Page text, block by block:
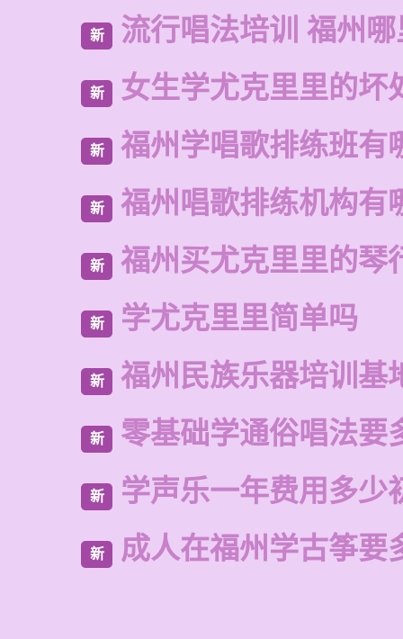
新 流行唱法培训 福州
新 女生学尤克里里的坏
新 福州学唱歌排练班有
新 福州唱歌排练机构有
新 福州买尤克里里的琴
新 学尤克里里简单吗
新 福州民族乐器培训基
新 零基础学通俗唱法要
新 学声乐一年费用多少
新 成人在福州学古筝要